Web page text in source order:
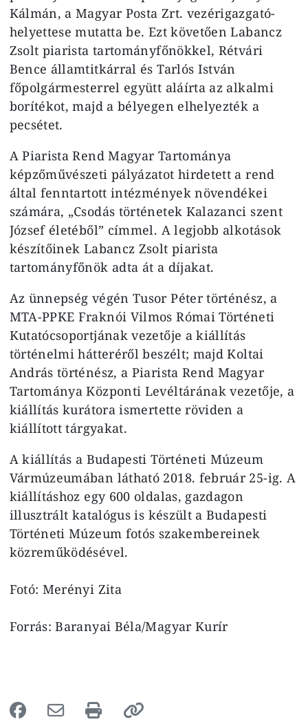
Kálmán, a Magyar Posta Zrt. vezérigazgató-
helyettese mutatta be. Ezt követően Labancz
Zsolt piarista tartományfőnökkel, Rétvári
Bence államtitkárral és Tarlós István
főpolgármesterrel együtt aláírta az alkalmi
borítékot, majd a bélyegen elhelyezték a
pecsétet.
A Piarista Rend Magyar Tartománya
képzőművészeti pályázatot hirdetett a rend
által fenntartott intézmények növendékei
számára, „Csodás történetek Kalazanci szent
József életéből” címmel. A legjobb alkotások
készítőinek Labancz Zsolt piarista
tartományfőnök adta át a díjakat.
Az ünnepség végén Tusor Péter történész, a
MTA-PPKE Fraknói Vilmos Római Történeti
Kutatócsoportjának vezetője a kiállítás
történelmi hátteréről beszélt; majd Koltai
András történész, a Piarista Rend Magyar
Tartománya Központi Levéltárának vezetője, a
kiállítás kurátora ismertette röviden a
kiállított tárgyakat.
A kiállítás a Budapesti Történeti Múzeum
Vármúzeumában látható 2018. február 25-ig. A
kiállításhoz egy 600 oldalas, gazdagon
illusztrált katalógus is készült a Budapesti
Történeti Múzeum fotós szakembereinek
közreműködésével.
Fotó: Merényi Zita
Forrás: Baranyai Béla/Magyar Kurír